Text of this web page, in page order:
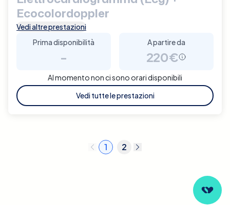
Ecocolordoppler
Vedi altre prestazioni
Prima disponibilità
-
A partire da
220€
Al momento non ci sono orari disponibili
Vedi tutte le prestazioni
1 2